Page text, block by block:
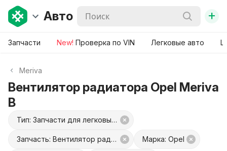
Авто +
Запчасти New! Проверка по VIN Легковые авто
Meriva
Вентилятор радиатора Opel Meriva
B
Тип: Запчасти для легковых авто
Запчасть: Вентилятор радиатора Марка: Opel